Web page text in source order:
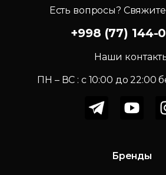
Есть вопросы?
+998 (77) 144-
Наши
ПН – ВС : c 10:00 до 22:00
Бренды